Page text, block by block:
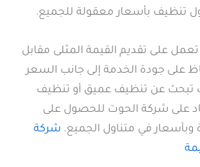
تنظيف بأسعار معقولة للجميع.
على تقديم القيمة المثلى مقابل
على جودة الخدمة إلى جانب السعر
تبحث عن تنظيف عميق أو تنظيف
على شركة الحوت للحصول على
في متناول الجميع. شركة